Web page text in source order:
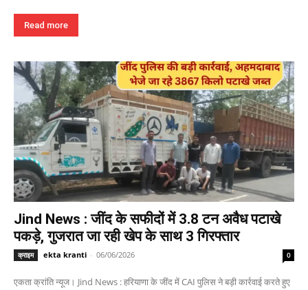
Read more
Jind News : जींद के सफीदों में 3.8 टन अवैध पटाखे
पकड़े, गुजरात जा रही खेप के साथ 3 गिरफ्तार
क्राइम ekta kranti - 06/06/2026 0
एकता क्रांति न्यूज। Jind News : हरियाणा के जींद में CAI पुलिस ने बड़ी कार्रवाई करते हुए